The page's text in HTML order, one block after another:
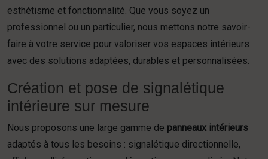
esthétisme et fonctionnalité. Que vous soyez un
professionnel ou un particulier, nous mettons notre savoir-
faire à votre service pour valoriser vos espaces intérieurs
avec des solutions adaptées, durables et personnalisées.
Création et pose de signalétique
intérieure sur mesure
Nous proposons une large gamme de panneaux intérieurs
adaptés à tous les besoins : signalétique directionnelle,